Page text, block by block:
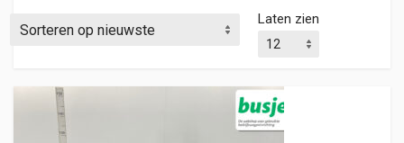
Laten zien